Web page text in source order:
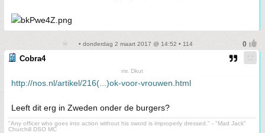
• donderdag 2 maart 2017 @ 14:52 • 114
Cobra4
mr. Dkut
http://nos.nl/artikel/216(...)ok-voor-vrouwen.html
Leeft dit erg in Zweden onder de burgers?
"Any officer who goes into action without his sword is improperly dressed." - "Mad Jack"
Churchill DSO MC